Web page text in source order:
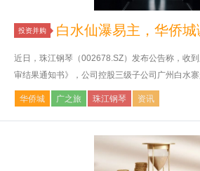
投资并购 白水仙瀑易主，华侨城
近日，珠江钢琴（002678.SZ）发布公告称，收
审结果通知书》，公司控股三级子公司广州白水
华侨城 广之旅 珠江钢琴 资讯